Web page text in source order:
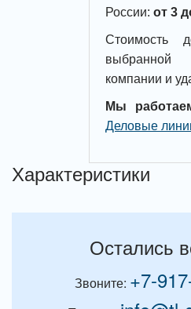
России: от 3
Стоимость
выбранной
компании и
Мы
Деловые
Характеристики
Остались
Звоните: +7-